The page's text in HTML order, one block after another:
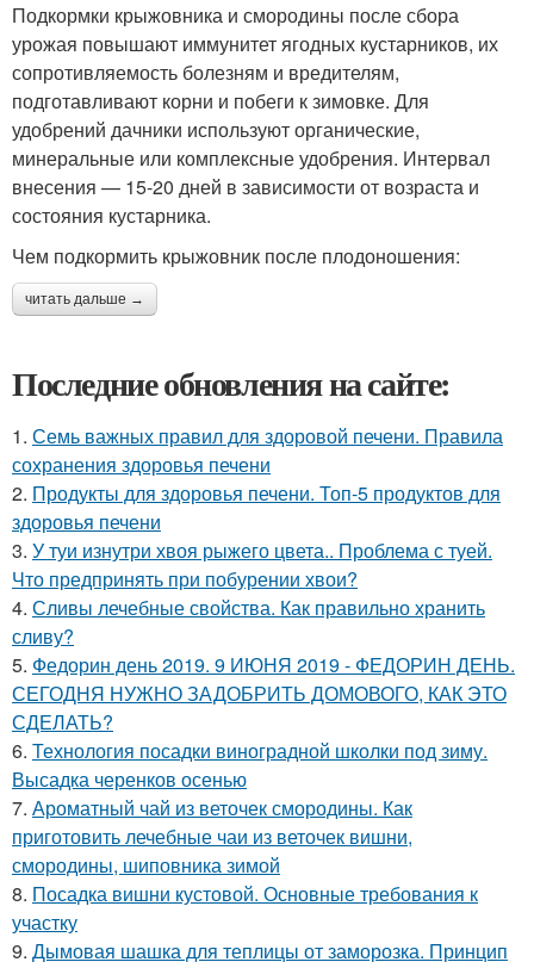
Подкормки крыжовника и смородины после сбора
урожая повышают иммунитет ягодных кустарников, их
сопротивляемость болезням и вредителям,
подготавливают корни и побеги к зимовке. Для
удобрений дачники используют органические,
минеральные или комплексные удобрения. Интервал
внесения — 15-20 дней в зависимости от возраста и
состояния кустарника.
Чем подкормить крыжовник после плодоношения:
читать дальше →
Последние обновления на сайте:
1. Семь важных правил для здоровой печени. Правила
сохранения здоровья печени
2. Продукты для здоровья печени. Топ-5 продуктов для
здоровья печени
3. У туи изнутри хвоя рыжего цвета.. Проблема с туей.
Что предпринять при побурении хвои?
4. Сливы лечебные свойства. Как правильно хранить
сливу?
5. Федорин день 2019. 9 ИЮНЯ 2019 - ФЕДОРИН ДЕНЬ.
СЕГОДНЯ НУЖНО ЗАДОБРИТЬ ДОМОВОГО, КАК ЭТО
СДЕЛАТЬ?
6. Технология посадки виноградной школки под зиму.
Высадка черенков осенью
7. Ароматный чай из веточек смородины. Как
приготовить лечебные чаи из веточек вишни,
смородины, шиповника зимой
8. Посадка вишни кустовой. Основные требования к
участку
9. Дымовая шашка для теплицы от заморозка. Принцип